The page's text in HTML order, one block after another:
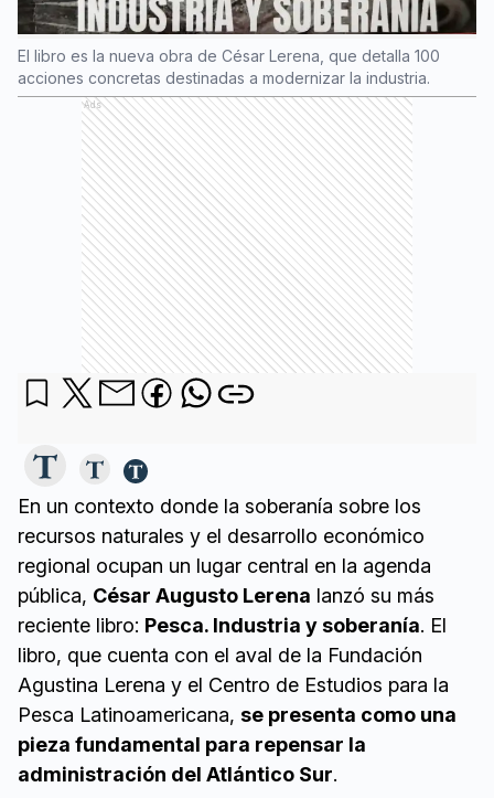
El libro es la nueva obra de César Lerena, que detalla 100
acciones concretas destinadas a modernizar la industria.
Ads
En un contexto donde la soberanía sobre los
recursos naturales y el desarrollo económico
regional ocupan un lugar central en la agenda
pública, César Augusto Lerena lanzó su más
reciente libro: Pesca. Industria y soberanía. El
libro, que cuenta con el aval de la Fundación
Agustina Lerena y el Centro de Estudios para la
Pesca Latinoamericana, se presenta como una
pieza fundamental para repensar la
administración del Atlántico Sur.